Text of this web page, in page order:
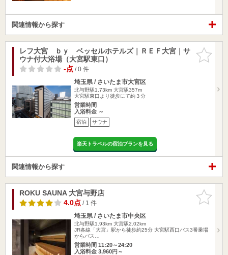
関連情報から探す
お気に入
りに追加
レフ大宮 ｂｙ ベッセルホテルズ｜ＲＥＦ大宮｜サ
ウナ付大浴場（大宮駅東口）
-点/ 0 件
埼玉県 / さいたま市大宮区
北与野駅1.73km 大宮駅357m
大宮駅東口より徒歩にて約３分
営業時間
入浴料金 ～
宿泊 サウナ
楽天トラベルの宿泊プランを見る
関連情報から探す
お気に入
りに追加
ROKU SAUNA 大宮与野店
4.0点/ 1 件
埼玉県 / さいたま市中央区
北与野駅1.93km 大宮駅2.02km
JR各線「大宮」駅から徒歩約25分 大宮駅西口バス3番乗場
からバス…
営業時間 11:20～24:20
入浴料金 3,960円～